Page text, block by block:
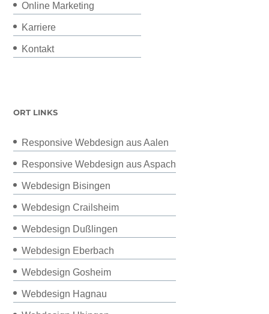
Online Marketing
Karriere
Kontakt
ORT LINKS
Responsive Webdesign aus Aalen
Responsive Webdesign aus Aspach
Webdesign Bisingen
Webdesign Crailsheim
Webdesign Dußlingen
Webdesign Eberbach
Webdesign Gosheim
Webdesign Hagnau